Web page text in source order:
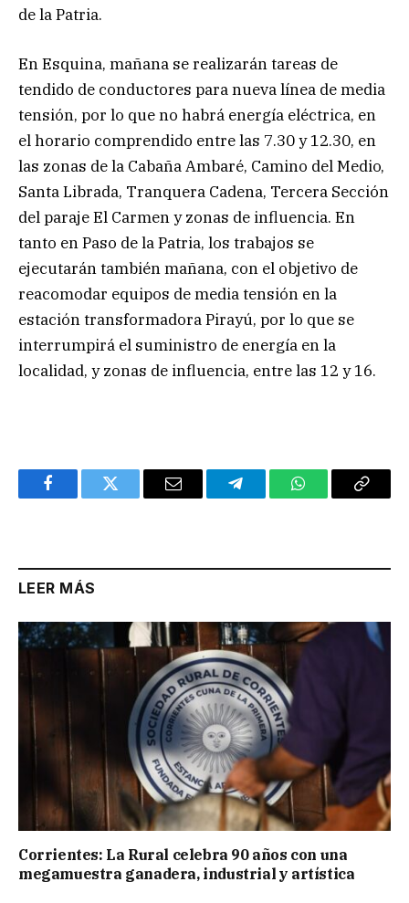
de la Patria.
En Esquina, mañana se realizarán tareas de
tendido de conductores para nueva línea de media
tensión, por lo que no habrá energía eléctrica, en
el horario comprendido entre las 7.30 y 12.30, en
las zonas de la Cabaña Ambaré, Camino del Medio,
Santa Librada, Tranquera Cadena, Tercera Sección
del paraje El Carmen y zonas de influencia. En
tanto en Paso de la Patria, los trabajos se
ejecutarán también mañana, con el objetivo de
reacomodar equipos de media tensión en la
estación transformadora Pirayú, por lo que se
interrumpirá el suministro de energía en la
localidad, y zonas de influencia, entre las 12 y 16.
FacebookTwitter Email TelegramWhatsAppCopy
LEER MÁS
Corrientes: La Rural celebra 90 años con una
megamuestra ganadera, industrial y artística